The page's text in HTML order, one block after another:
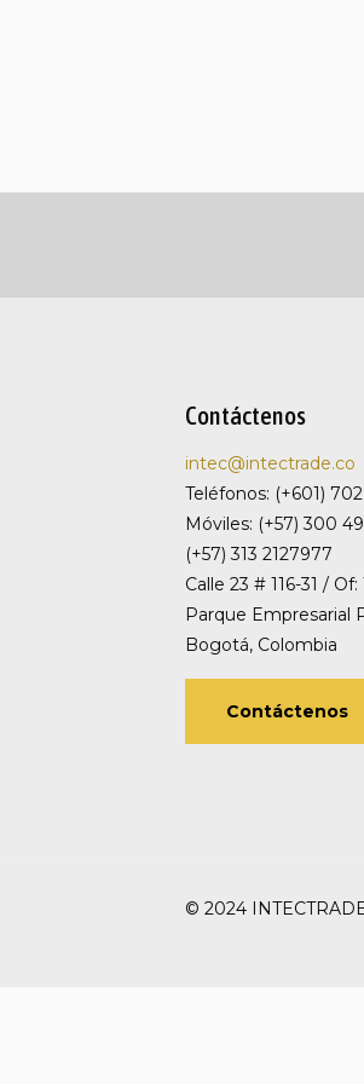
Contáctenos
intec@intectrade.co
Teléfonos: (+601)
Móviles: (+57) 300
(+57) 313 2127977
Calle 23 # 116-31 / Of:
Parque Empresarial
Bogotá, Colombia
Contáctenos
© 2024